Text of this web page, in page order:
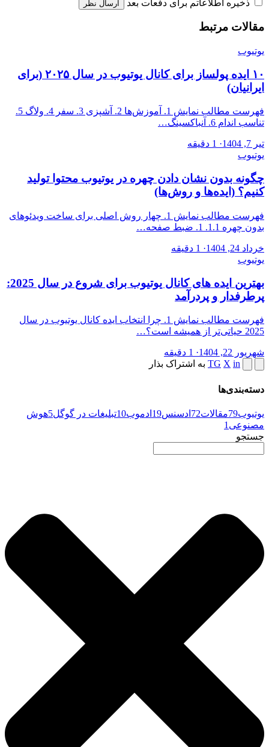
ذخیره اطلاعاتم برای دفعات بعد ارسال نظر
مقالات مرتبط
یوتیوب
۱۰ ایده پولساز برای کانال یوتیوب در سال ۲۰۲۵ (برای
ایرانیان)
فهرست مطالب نمایش 1. آموزش‌ها 2. آشپزی 3. سفر 4. ولاگ 5.
تناسب اندام 6. آنباکسینگ…
تیر 7, 1404 · 1 دقیقه
یوتیوب
چگونه بدون نشان دادن چهره در یوتیوب محتوا تولید
کنیم؟ (ایده‌ها و روش‌ها)
فهرست مطالب نمایش 1. چهار روش اصلی برای ساخت ویدئوهای
بدون چهره 1.1. 1. ضبط صفحه…
خرداد 24, 1404 · 1 دقیقه
یوتیوب
بهترین ایده های کانال یوتیوب برای شروع در سال 2025:
پرطرفدار و پردرآمد
فهرست مطالب نمایش 1. چرا انتخاب ایده کانال یوتیوب در سال
2025 حیاتی‌تر از همیشه است؟…
شهریور 22, 1404 · 1 دقیقه
TG X in به اشتراک بذار
دسته‌بندی‌ها
یوتیوب79مقالات72 ادسنس19 ادموب10تبلیغات در گوگل5هوش
مصنوعی 1
جستجو